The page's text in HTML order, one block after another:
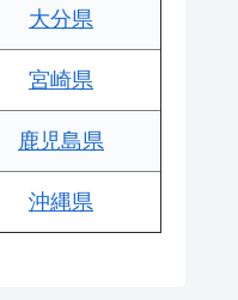
大分県
宮崎県
鹿児島県
沖縄県